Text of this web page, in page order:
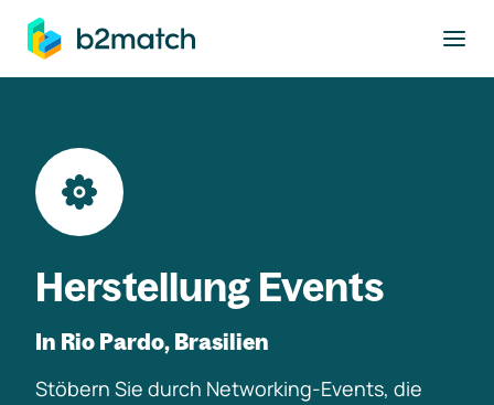
springen
Herstellung Events
In Rio Pardo, Brasilien
Stöbern Sie durch Networking-Events, die